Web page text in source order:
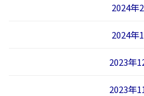
2024年
2024年
2023年
2023年